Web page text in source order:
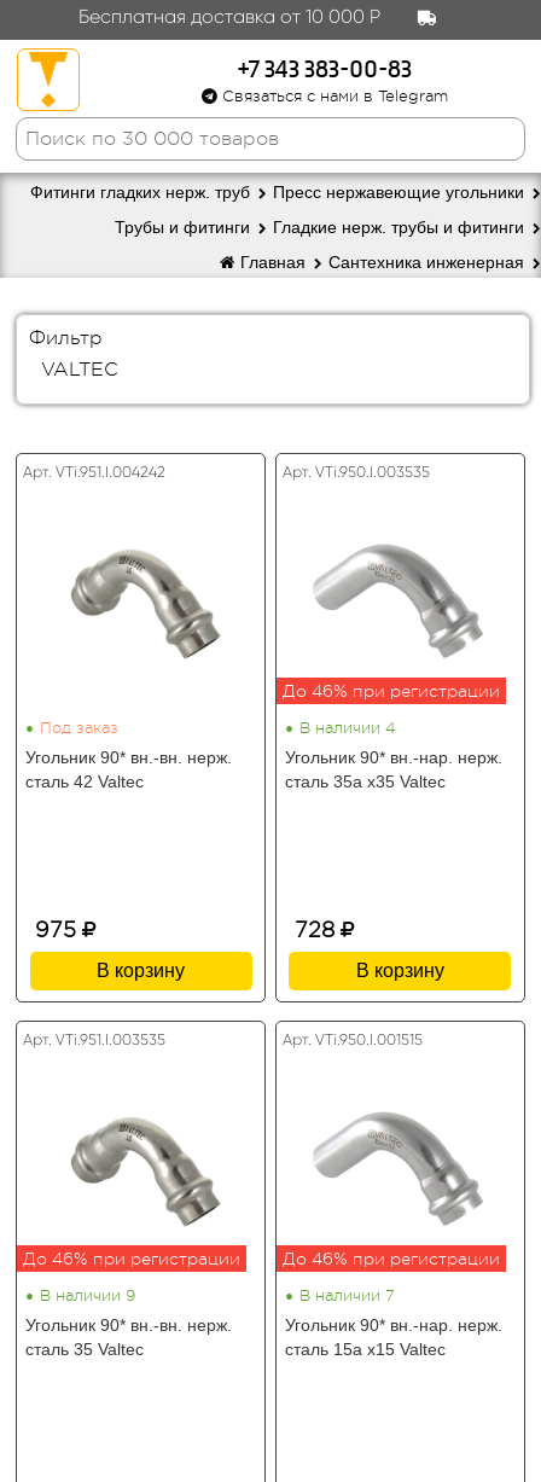
Бесплатная доставка от 10 000 Р
+7 343 383-00-83
Связаться с нами в Telegram
Пресс нержавеющие угольники
Фитинги гладких нерж. труб
Гладкие нерж. трубы и фитинги
Трубы и фитинги
Сантехника инженерная
Главная
Фильтр
VALTEC
Арт. VTi.951.I.004242
• Под заказ
Угольник 90* вн.-вн. нерж.
сталь 42 Valtec
975
В корзину
Арт. VTi.950.I.003535
До 46% при регистрации
• В наличии 4
Угольник 90* вн.-нар. нерж.
сталь 35а х35 Valtec
728
В корзину
Арт. VTi.951.I.003535
До 46% при регистрации
• В наличии 9
Угольник 90* вн.-вн. нерж.
сталь 35 Valtec
Арт. VTi.950.I.001515
До 46% при регистрации
• В наличии 7
Угольник 90* вн.-нар. нерж.
сталь 15а х15 Valtec